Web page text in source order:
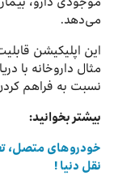
می‌دهد.
این اپلیکیشن
مثال داروخانه با
نسبت به فراهم
بیشتر بخوانید:
خودروهای متصل،
نقل دنیا !